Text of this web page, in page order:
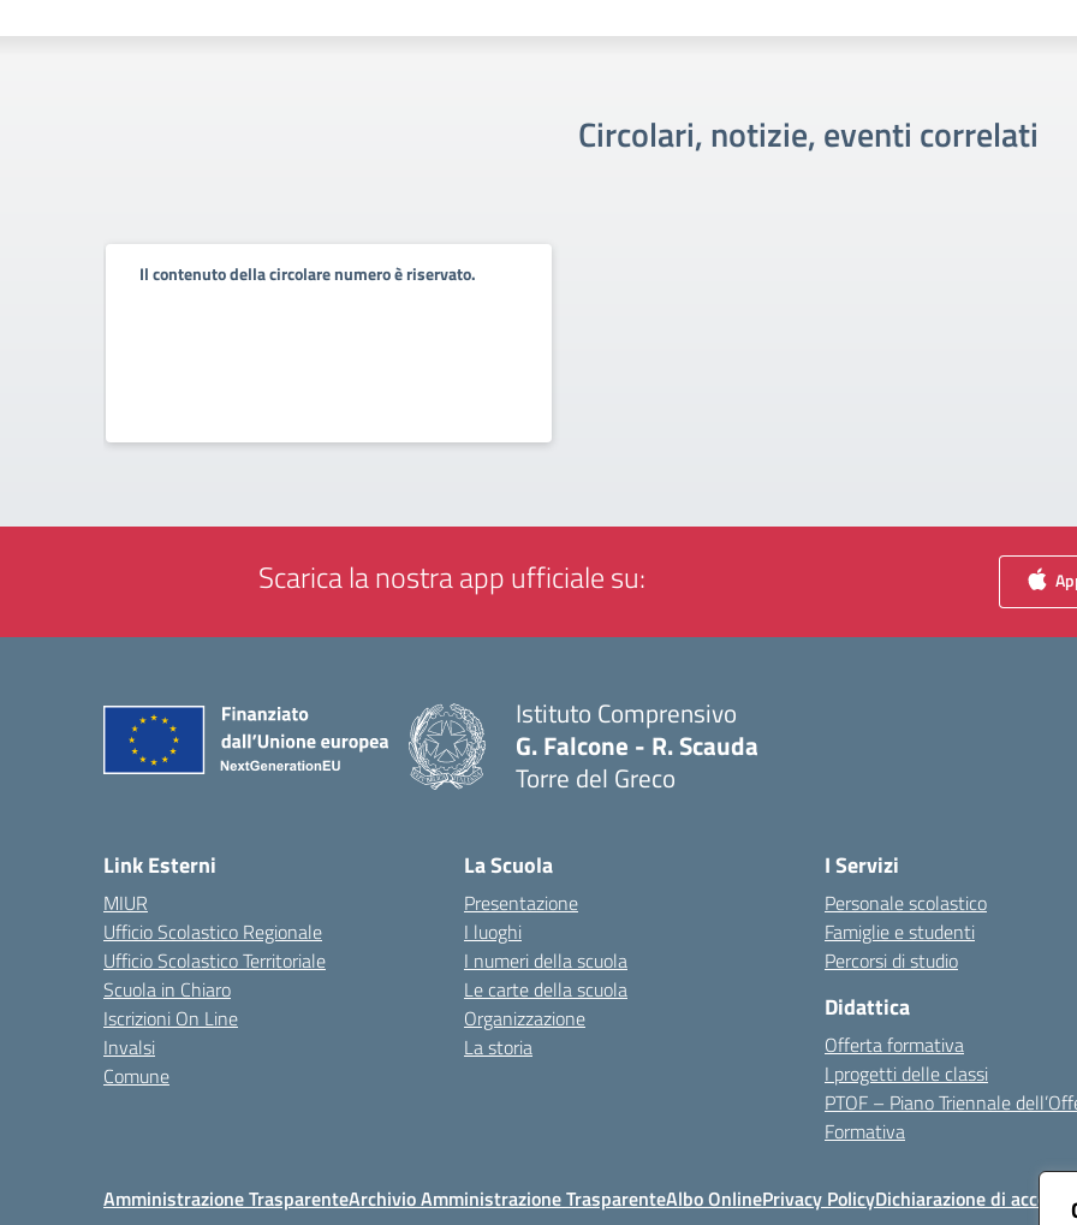
Circolari, notizie, eventi correlati
Il contenuto della circolare numero è riservato.
Scarica la nostra app ufficiale su:
Istituto Comprensivo
G. Falcone - R. Scauda
Torre del Greco
Link Esterni
MIUR
Ufficio Scolastico Regionale
Ufficio Scolastico Territoriale
Scuola in Chiaro
Iscrizioni On Line
Invalsi
Comune
La Scuola
Presentazione
I luoghi
I numeri della scuola
Le carte della scuola
Organizzazione
La storia
I Servizi
Personale scolastico
Famiglie e studenti
Percorsi di studio
Didattica
Offerta formativa
I progetti delle classi
PTOF – Piano Triennale
Formativa
Amministrazione TrasparenteArchivio Amministrazione TrasparenteAlbo OnlinePrivacy PolicyDichiarazione di